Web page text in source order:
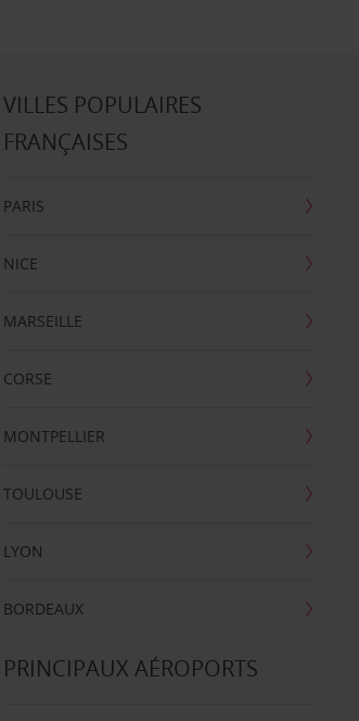
VILLES POPULAIRES
FRANÇAISES
PARIS
NICE
MARSEILLE
CORSE
MONTPELLIER
TOULOUSE
LYON
BORDEAUX
PRINCIPAUX AÉROPORTS